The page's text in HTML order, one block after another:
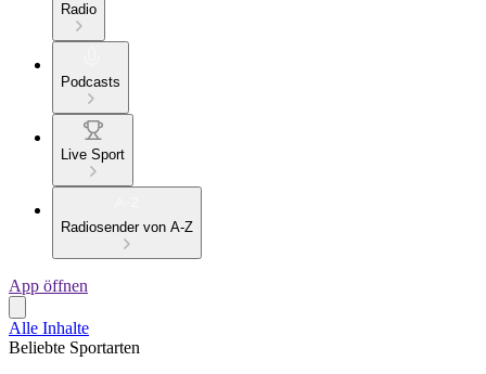
Radio
Podcasts
Live Sport
Radiosender von A-Z
App öffnen
Alle Inhalte
Beliebte Sportarten